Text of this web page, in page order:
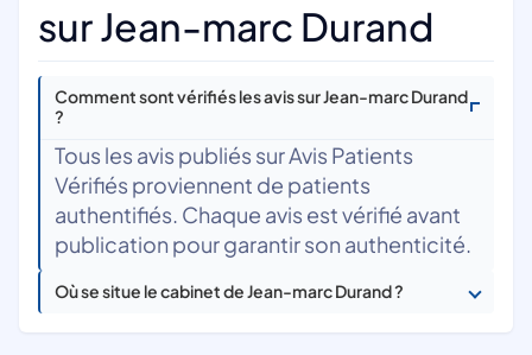
sur Jean-marc Durand
Comment sont vérifiés les avis sur Jean-marc Durand
?
Tous les avis publiés sur Avis Patients
Vérifiés proviennent de patients
authentifiés. Chaque avis est vérifié avant
publication pour garantir son authenticité.
Où se situe le cabinet de Jean-marc Durand ?